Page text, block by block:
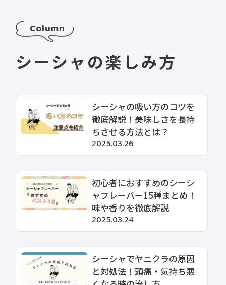
Column
シーシャの楽しみ方
シーシャの吸い方のコツを
徹底解説！美味しさを長持
ちさせる方法とは？
2025.03.26
初心者におすすめのシーシ
ャフレーバー15種まとめ！
味や香りを徹底解説
2025.03.24
シーシャでヤニクラの原因
と対処法！頭痛・気持ち悪